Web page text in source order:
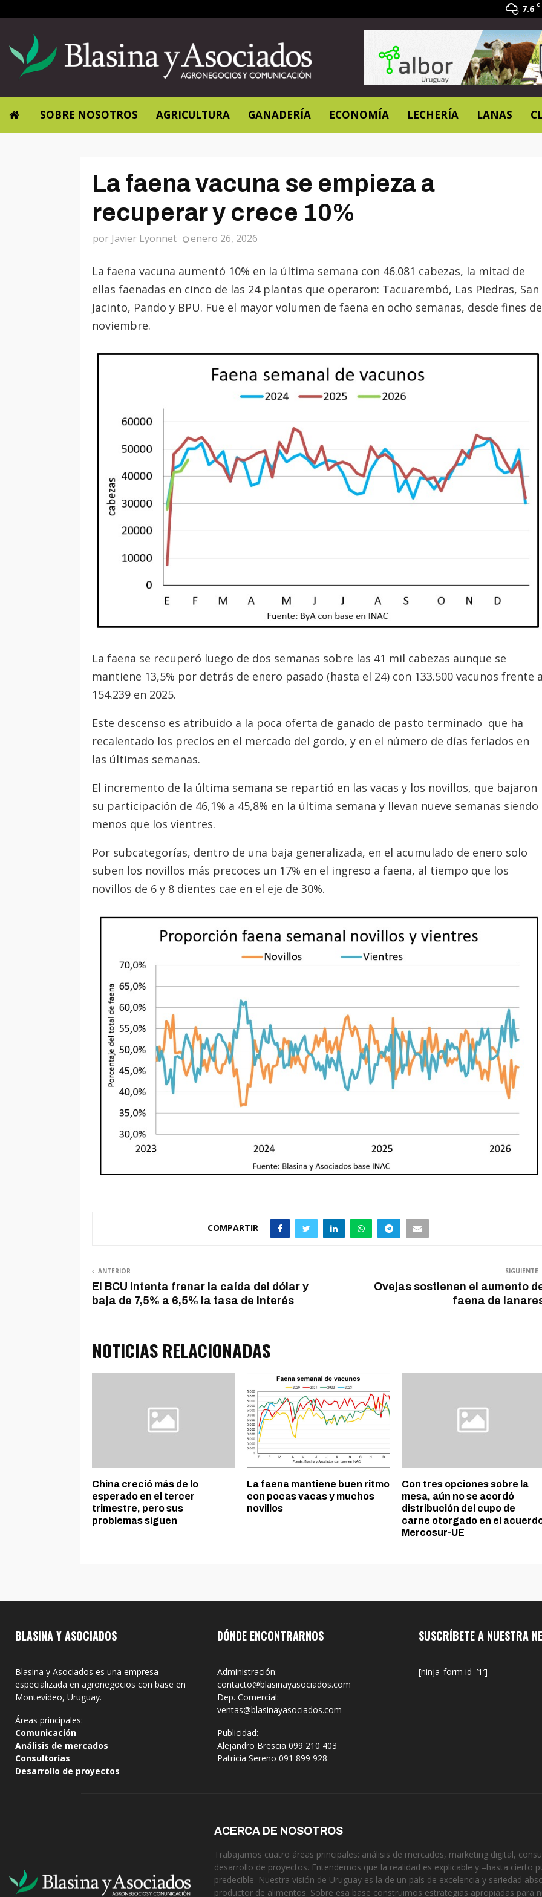
7.6 C
SOBRE NOSOTROS AGRICULTURA GANADERÍA ECONOMÍA LECHERÍA LANAS
La faena vacuna se empieza a
recuperar y crece 10%
por Javier Lyonnet enero 26, 2026
La faena vacuna aumentó 10% en la última semana con 46.081 cabezas, la mitad de
ellas faenadas en cinco de las 24 plantas que operaron: Tacuarembó, Las Piedras, San
Jacinto, Pando y BPU. Fue el mayor volumen de faena en ocho semanas, desde fines de
noviembre.
La faena se recuperó luego de dos semanas sobre las 41 mil cabezas aunque se
mantiene 13,5% por detrás de enero pasado (hasta el 24) con 133.500 vacunos frente
154.239 en 2025.
Este descenso es atribuido a la poca oferta de ganado de pasto terminado que ha
recalentado los precios en el mercado del gordo, y en el número de días feriados en
las últimas semanas.
El incremento de la última semana se repartió en las vacas y los novillos, que bajaron
su participación de 46,1% a 45,8% en la última semana y llevan nueve semanas siendo
menos que los vientres.
Por subcategorías, dentro de una baja generalizada, en el acumulado de enero solo
suben los novillos más precoces un 17% en el ingreso a faena, al tiempo que los
novillos de 6 y 8 dientes cae en el eje de 30%.
COMPARTIR
ANTERIOR
El BCU intenta frenar la caída del dólar y
baja de 7,5% a 6,5% la tasa de interés
SIGUIENTE
Ovejas sostienen el aumento
faena de
NOTICIAS RELACIONADAS
China creció más de lo
esperado en el tercer
trimestre, pero sus
problemas siguen
La faena mantiene buen ritmo
con pocas vacas y muchos
novillos
Con tres opciones sobre la
mesa, aún no se acordó
distribución del cupo de
carne otorgado en el
Mercosur-UE
BLASINA Y ASOCIADOS
Blasina y Asociados es una empresa
especializada en agronegocios con base en
Montevideo, Uruguay.
Áreas principales:
Comunicación
Análisis de mercados
Consultorías
Desarrollo de proyectos
DÓNDE ENCONTRARNOS
Administración:
contacto@blasinayasociados.com
Dep. Comercial:
ventas@blasinayasociados.com
Publicidad:
Alejandro Brescia 099 210 403
Patricia Sereno 091 899 928
SUSCRÍBETE A NUESTRA
[ninja_form id=’1′]
ACERCA DE NOSOTROS
Trabajamos cuatro áreas principales: análisis de mercados, marketing digital,
desarrollo de proyectos. Entendemos que la realidad es explicable y –hasta cierto
predecible. Nuestra visión de Uruguay es la de un país de excelencia y seriedad
productor de alimentos. Sobre esa base construimos estrategias apropiadas para